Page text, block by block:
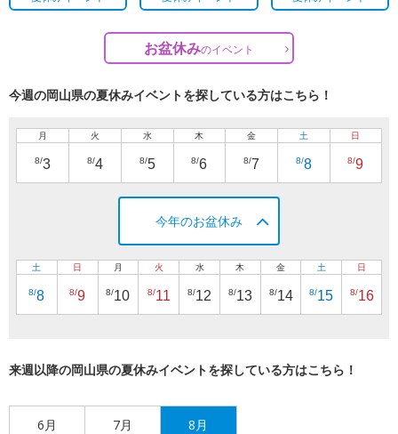
お盆休みのイベント
今週の岡山県の夏休みイベントを探している方はこちら！
月
8/3
火
8/4
水
8/5
木
8/6
金
8/7
土
8/8
日
8/9
今年のお盆休み
土
8/8
日
8/9
月
8/10
火
8/11
水
8/12
木
8/13
金
8/14
土
8/15
日
8/16
来週以降の岡山県の夏休みイベントを探している方はこちら！
6月 7月 8月